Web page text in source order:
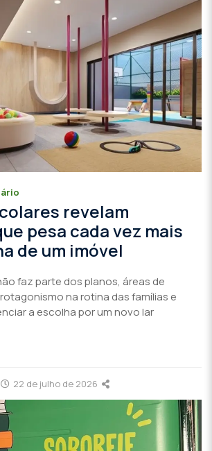
revelam
pesa cada vez mais
de um imóvel
faz parte dos planos, áreas de
na rotina das famílias e
a escolha por um novo lar
22 de julho de 2026